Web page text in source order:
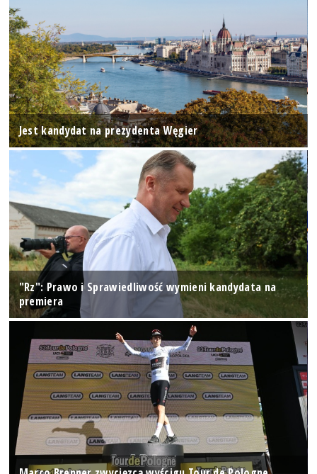
Jest kandydat na prezydenta Węgier
"Rz": Prawo i Sprawiedliwość wymieni kandydata na
premiera